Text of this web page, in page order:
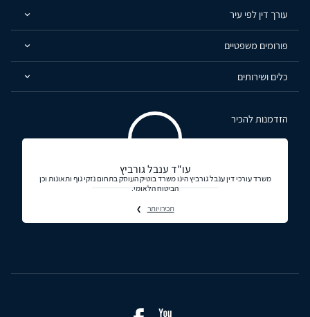
עורך דין לפי עיר
פורומים משפטיים
כלים ושירותים
הזדמנות להכיר
עו"ד ענבל גורביץ
משרד עורכי דין ענבל גורביץ הינו משרד בוטיק העוסק בתחום נזקי גוף ותאונות וכן
הביטוח הלאומי.
תכירו יותר